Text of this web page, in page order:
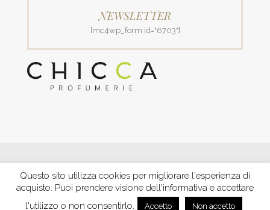
NEWSLETTER
[mc4wp_form id="6703"]
C.F. PLVNPT51B44G157J P. IVA IT00426970422 |PRIVACY
Ecommerce by XBRAIN-Trasparenza aiuti e contributi
riconosciuti nel 2020
Questo sito utilizza cookies per migliorare l'esperienza di
acquisto. Puoi prendere visione dell'informativa e accettare
l'utilizzo o non consentirlo.
Accetto Non accetto